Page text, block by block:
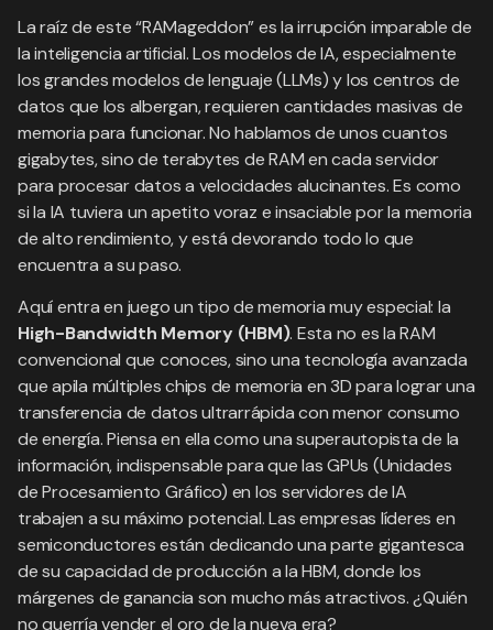
La raíz de este “RAMageddon” es la irrupción imparable de
la inteligencia artificial. Los modelos de IA, especialmente
los grandes modelos de lenguaje (LLMs) y los centros de
datos que los albergan, requieren cantidades masivas de
memoria para funcionar. No hablamos de unos cuantos
gigabytes, sino de terabytes de RAM en cada servidor
para procesar datos a velocidades alucinantes. Es como
si la IA tuviera un apetito voraz e insaciable por la memoria
de alto rendimiento, y está devorando todo lo que
encuentra a su paso.
Aquí entra en juego un tipo de memoria muy especial: la
High-Bandwidth Memory (HBM). Esta no es la RAM
convencional que conoces, sino una tecnología avanzada
que apila múltiples chips de memoria en 3D para lograr una
transferencia de datos ultrarrápida con menor consumo
de energía. Piensa en ella como una superautopista de la
información, indispensable para que las GPUs (Unidades
de Procesamiento Gráfico) en los servidores de IA
trabajen a su máximo potencial. Las empresas líderes en
semiconductores están dedicando una parte gigantesca
de su capacidad de producción a la HBM, donde los
márgenes de ganancia son mucho más atractivos. ¿Quién
no querría vender el oro de la nueva era?